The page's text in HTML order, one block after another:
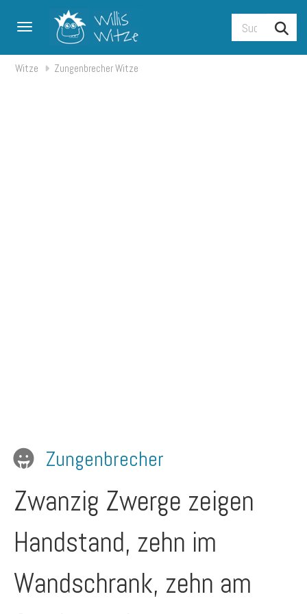
Toggle navigation
Witze Zungenbrecher Witze
Zungenbrecher
Zwanzig Zwerge zeigen
Handstand, zehn im
Wandschrank, zehn am